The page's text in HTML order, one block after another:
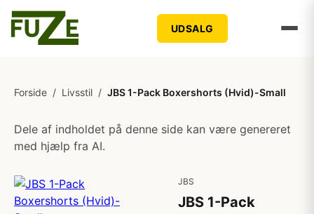
UDSALG
Forside / Livsstil / JBS 1-Pack Boxershorts (Hvid)-Small
Dele af indholdet på denne side kan være genereret
med hjælp fra AI.
JBS
JBS 1-Pack